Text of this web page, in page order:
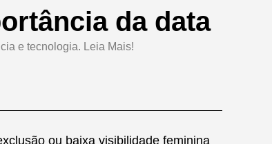
da data
e tecnologia. Leia Mais!
ou baixa visibilidade feminina